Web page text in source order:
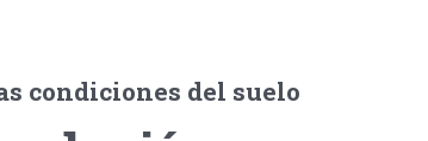
condiciones del suelo